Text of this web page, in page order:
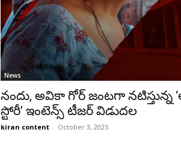
News
నందు, అవికా గోర్ జంటగా నటిస్తున్న
స్టోరీ’ ఇంటెన్స్ టీజర్ విడుదల
kiran content - October 3, 2025